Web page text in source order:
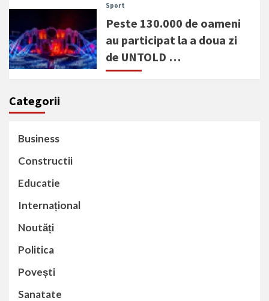
Sport
Peste 130.000 de oameni
au participat la a doua zi
de UNTOLD …
Categorii
Business
Constructii
Educatie
Internațional
Noutăți
Politica
Povești
Sanatate